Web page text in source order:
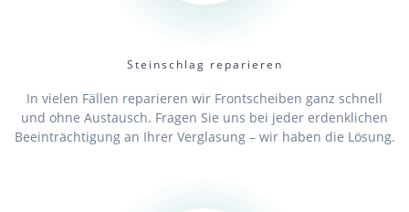
Steinschlag reparieren
In vielen Fällen reparieren wir Frontscheiben ganz schnell
und ohne Austausch. Fragen Sie uns bei jeder erdenklichen
Beeinträchtigung an Ihrer Verglasung – wir haben die Lösung.